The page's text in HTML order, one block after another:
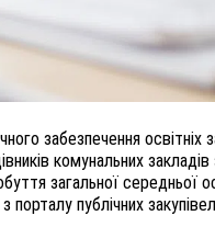
забезпечення освітніх
комунальних
загальної середньої
публічних